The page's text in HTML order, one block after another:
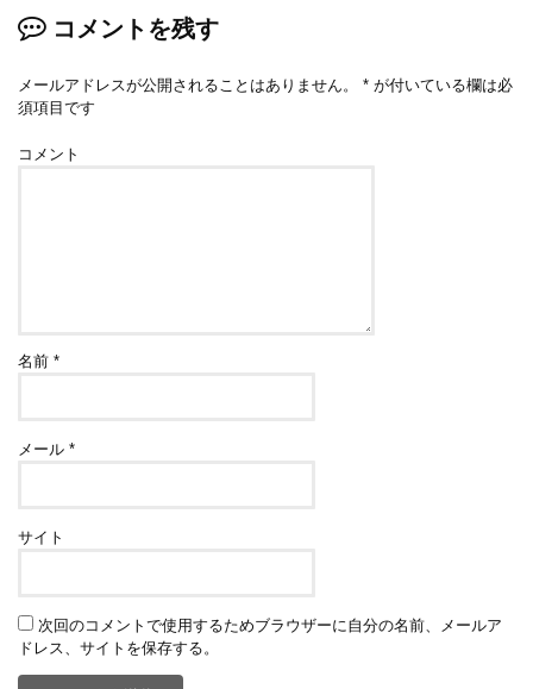
コメントを残す
メールアドレスが公開されることはありません。 * が付いている欄は必
須項目です
コメント
名前*
メール*
サイト
次回のコメントで使用するためブラウザーに自分の名前、メールア
ドレス、サイトを保存する。